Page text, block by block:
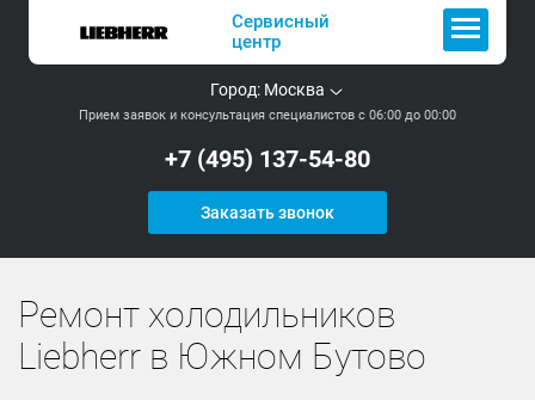
Сервисный
центр
Город: Москва
Прием заявок и консультация специалистов с 06:00 до 00:00
+7 (495) 137-54-80
Заказать звонок
Ремонт холодильников
Liebherr в Южном Бутово